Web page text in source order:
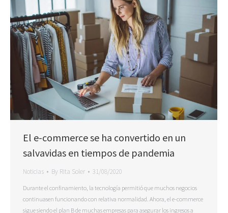
El e-commerce se ha convertido en un
salvavidas en tiempos de pandemia
Noticias By Rita Soler 31/08/2020
Durante el confinamiento, la tecnología permitió que muchos negocios
continuasen funcionando con relativa normalidad. Ahora, el e-commerce
sigue siendo el plan B de muchas empresas para asegurar los ingresos a